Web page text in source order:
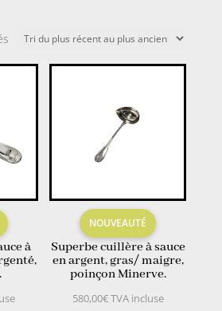
Trié
du
plus
à
NOUVEAUTÉ
Superbe cuillère à sauce
en argent, gras/ maigre,
poinçon Minerve.
580,00€TVA incluse